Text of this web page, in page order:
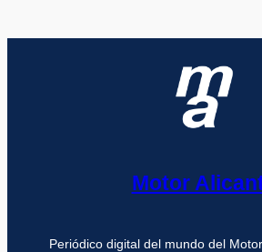
Motor
Periódico digital del mundo del